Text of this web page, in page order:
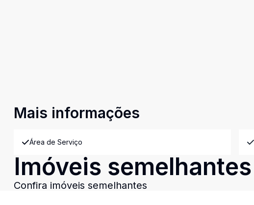
Mais informações
Área de Serviço
Imóveis semelhantes
Confira imóveis semelhantes